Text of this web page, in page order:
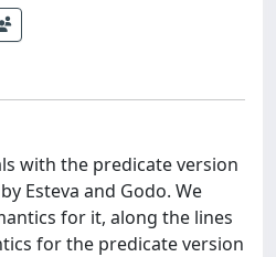
with the predicate version
Esteva and Godo. We
for it, along the lines
for the predicate version